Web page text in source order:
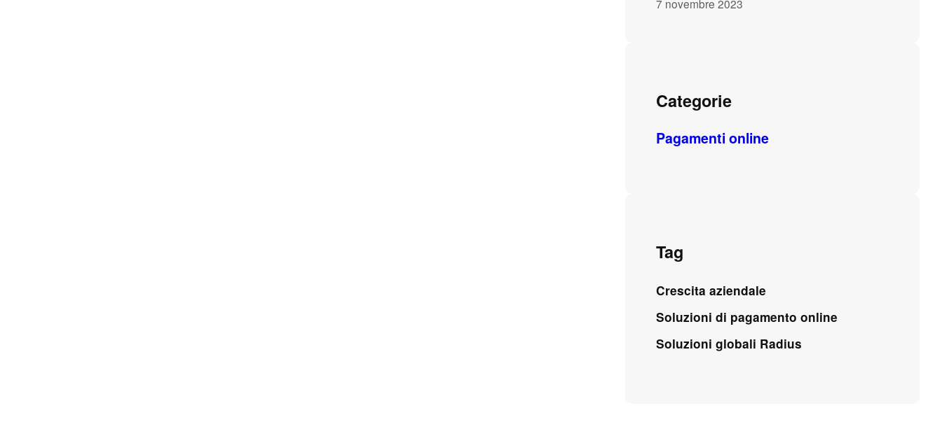
7 novembre 2023
Categorie
Pagamenti online
Tag
Crescita aziendale
Soluzioni di pagamento online
Soluzioni globali Radius